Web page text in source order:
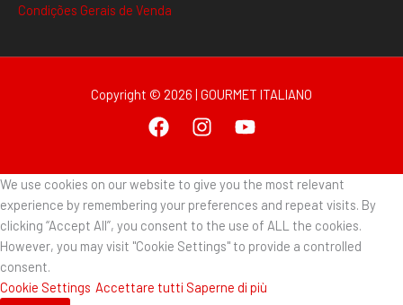
Condições Gerais de Venda
Copyright © 2026 | GOURMET ITALIANO
We use cookies on our website to give you the most relevant
experience by remembering your preferences and repeat visits. By
clicking “Accept All”, you consent to the use of ALL the cookies.
However, you may visit "Cookie Settings" to provide a controlled
consent.
Cookie Settings Accettare tutti Saperne di più